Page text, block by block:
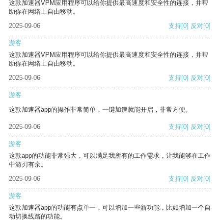
这款加速器VPM应用程序可以给你提供最高速度和安全性的连接，并帮
助你在网络上自由移动。
2025-09-06
支持[0] 反对[0]
游客
这款加速器VPM应用程序可以给你提供最高速度和安全性的连接，并帮
助你在网络上自由移动。
2025-09-06
支持[0] 反对[0]
游客
这款加速器app的操作非常简单，一键加速就能开启，非常方便。
2025-09-06 支持[0] 反对[0]
游客
这款app的功能非常强大，可以满足我所有的工作需求，让我能够在工作
中游刃有余。
2025-09-06
支持[0] 反对[0]
游客
这款加速器app的功能有点单一，可以增加一些新功能，比如增加一个自
动切换线路的功能。